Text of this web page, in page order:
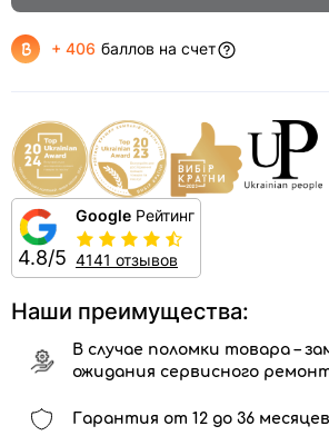
+ 406 баллов на счет
4.8/5
Google Рейтинг
4141 отзывов
Наши преимущества:
В случае поломки товара –
ожидания сервисного
Гарантия от 12 до 36 месяцев